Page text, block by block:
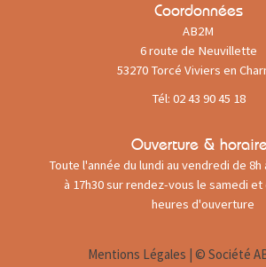
Coordonnées
AB2M
6 route de Neuvillette
53270 Torcé Viviers en
Tél: 02 43 90 45 18
Ouverture &
Toute l'année du lundi au vendredi de 8h
à 17h30 sur rendez-vous le samedi
heures d'ouverture
Mentions Légales | © Société